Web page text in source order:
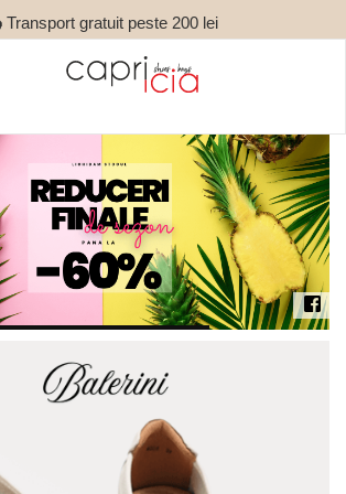
Transport gratuit peste 200 lei